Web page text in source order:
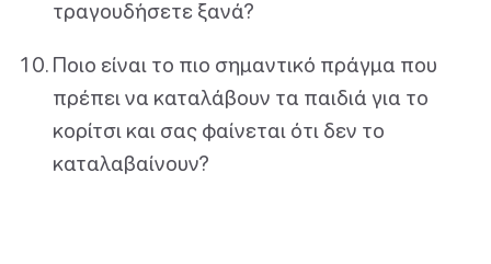
τραγουδήσετε ξανά?
Ποιο είναι το πιο σημαντικό πράγμα που
πρέπει να καταλάβουν τα παιδιά για το
κορίτσι και σας φαίνεται ότι δεν το
καταλαβαίνουν?